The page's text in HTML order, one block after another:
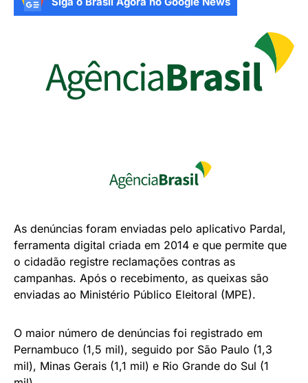
As denúncias foram enviadas pelo aplicativo Pardal,
ferramenta digital criada em 2014 e que permite que
o cidadão registre reclamações contras as
campanhas. Após o recebimento, as queixas são
enviadas ao Ministério Público Eleitoral (MPE).
O maior número de denúncias foi registrado em
Pernambuco (1,5 mil), seguido por São Paulo (1,3
mil), Minas Gerais (1,1 mil) e Rio Grande do Sul (1